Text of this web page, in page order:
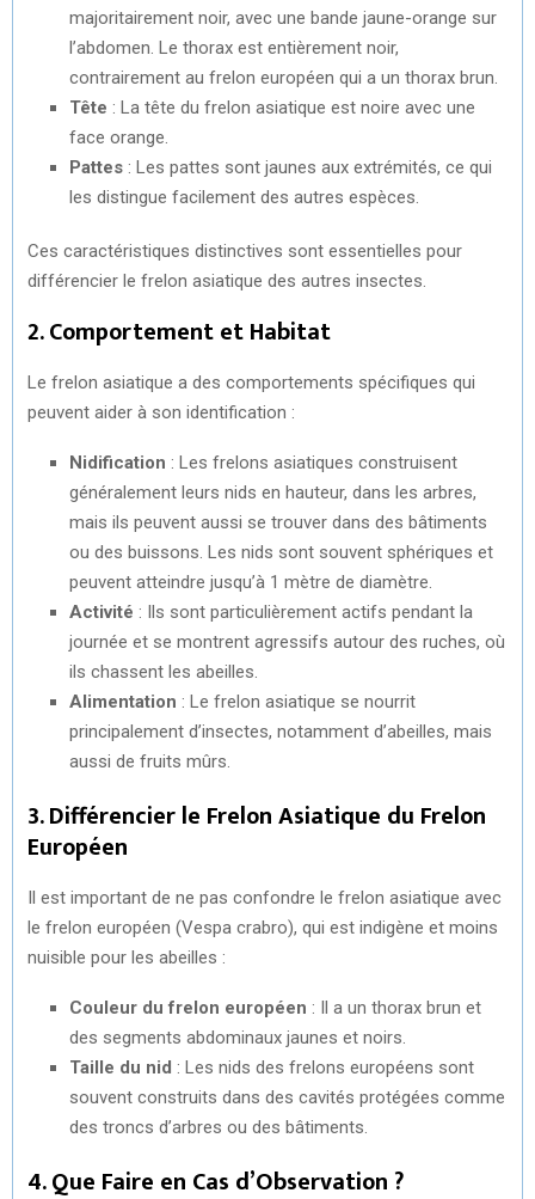
majoritairement noir, avec une bande jaune-orange sur
l’abdomen. Le thorax est entièrement noir,
contrairement au frelon européen qui a un thorax brun.
Tête : La tête du frelon asiatique est noire avec une
face orange.
Pattes : Les pattes sont jaunes aux extrémités, ce qui
les distingue facilement des autres espèces.
Ces caractéristiques distinctives sont essentielles pour
différencier le frelon asiatique des autres insectes.
2. Comportement et Habitat
Le frelon asiatique a des comportements spécifiques qui
peuvent aider à son identification :
Nidification : Les frelons asiatiques construisent
généralement leurs nids en hauteur, dans les arbres,
mais ils peuvent aussi se trouver dans des bâtiments
ou des buissons. Les nids sont souvent sphériques et
peuvent atteindre jusqu’à 1 mètre de diamètre.
Activité : Ils sont particulièrement actifs pendant la
journée et se montrent agressifs autour des ruches, où
ils chassent les abeilles.
Alimentation : Le frelon asiatique se nourrit
principalement d’insectes, notamment d’abeilles, mais
aussi de fruits mûrs.
3. Différencier le Frelon Asiatique du Frelon
Européen
Il est important de ne pas confondre le frelon asiatique avec
le frelon européen (Vespa crabro), qui est indigène et moins
nuisible pour les abeilles :
Couleur du frelon européen : Il a un thorax brun et
des segments abdominaux jaunes et noirs.
Taille du nid : Les nids des frelons européens sont
souvent construits dans des cavités protégées comme
des troncs d’arbres ou des bâtiments.
4. Que Faire en Cas d’Observation ?